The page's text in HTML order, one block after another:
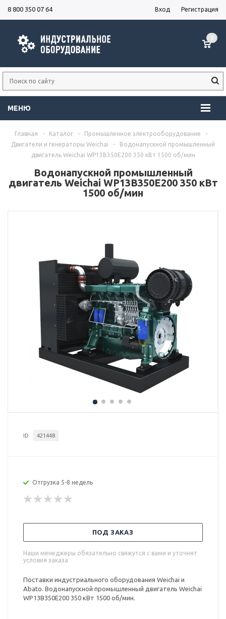
8 800 350 07 64 Вход Регистрация
МЕНЮ
0
Главная - Каталог - Промышленное электрооборудование
-
Двигатели и генераторы Weichai
-
Водонапускной промышленный
двигатель Weichai WP13B350E200 350 кВт 1500 об/мин
Водонапускной промышленный
двигатель Weichai WP13B350E200 350 кВт
1500 об/мин
ID 421448
Отгрузка 5-8 недель
ПОД ЗАКАЗ
Наши менеджеры обязательно свяжутся с вами и уточнят
условия заказа
Поставки индустриального оборудования Weichai и
Abato. Водонапускной промышленный двигатель Weichai
WP13B350E200 350 кВт 1500 об/мин.